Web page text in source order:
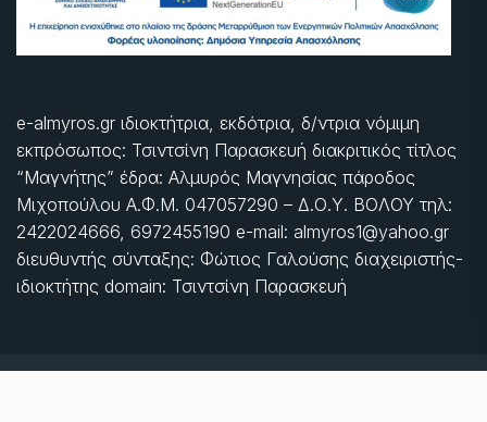
e-almyros.gr ιδιοκτήτρια, εκδότρια, δ/ντρια νόμιμη
εκπρόσωπος: Τσιντσίνη Παρασκευή διακριτικός τίτλος
“Μαγνήτης” έδρα: Αλμυρός Μαγνησίας πάροδος
Μιχοπούλου Α.Φ.Μ. 047057290 – Δ.Ο.Υ. ΒΟΛΟΥ τηλ:
2422024666, 6972455190 e-mail: almyros1@yahoo.gr
διευθυντής σύνταξης: Φώτιος Γαλούσης διαχειριστής-
ιδιοκτήτης domain: Τσιντσίνη Παρασκευή